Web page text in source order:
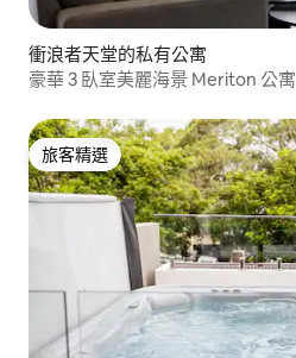
衝浪者天堂的私有公寓
豪華 3 臥室美麗海景 Meriton 公寓
旅客精選
旅客精選